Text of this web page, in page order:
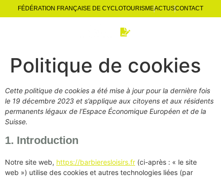
FÉDÉRATION FRANÇAISE DE CYCLOTOURISMEACTUSCONTACT
Politique de cookies
Cette politique de cookies a été mise à jour pour la dernière fois
le 19 décembre 2023 et s’applique aux citoyens et aux résidents
permanents légaux de l’Espace Économique Européen et de la
Suisse.
1. Introduction
Notre site web, https://barbieresloisirs.fr (ci-après : « le site
web ») utilise des cookies et autres technologies liées (par